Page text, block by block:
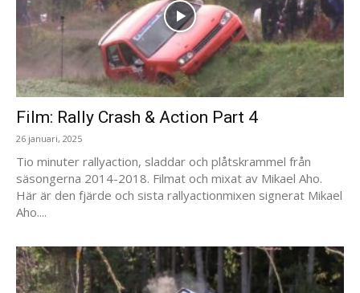
Film: Rally Crash & Action Part 4
26 januari, 2025
Tio minuter rallyaction, sladdar och plåtskrammel från
säsongerna 2014-2018. Filmat och mixat av Mikael Aho.
Här är den fjärde och sista rallyactionmixen signerat Mikael
Aho....